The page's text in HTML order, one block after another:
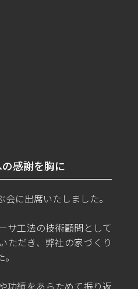
感謝を胸に
に出席いたしました。
サ工法の技術顧問として
ただき、弊社の家づくり
功績をあらためて振り返